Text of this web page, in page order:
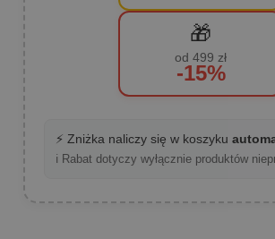
🎁
od 499 zł
-15%
⚡ Zniżka naliczy się w koszyku
ℹ️ Rabat dotyczy wyłącznie produktów